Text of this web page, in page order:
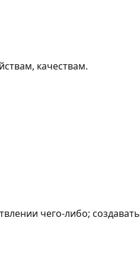
качествам.
чего-либо; создавать